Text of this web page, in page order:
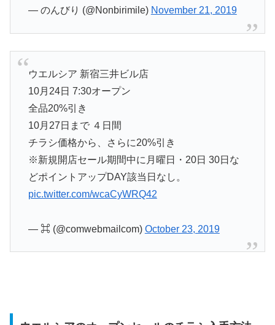
— のんびり (@Nonbirimile) November 21, 2019
ウエルシア 新宿三井ビル店
10月24日 7:30オープン
全品20%引き
10月27日まで ４日間
チラシ価格から、さらに20%引き
※新規開店セール期間中に月曜日・20日 30日な
どポイントアップDAY該当日なし。
pic.twitter.com/wcaCyWRQ42
— ⌘ (@comwebmailcom) October 23, 2019